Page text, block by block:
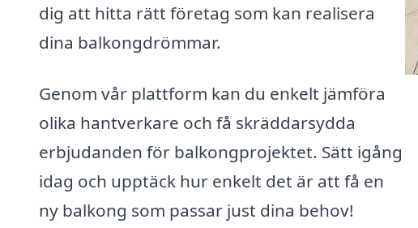
dig att hitta rätt företag som kan realisera
dina balkongdrömmar.
Genom vår plattform kan du enkelt jämföra
olika hantverkare och få skräddarsydda
erbjudanden för balkongprojektet. Sätt igång
idag och upptäck hur enkelt det är att få en
ny balkong som passar just dina behov!